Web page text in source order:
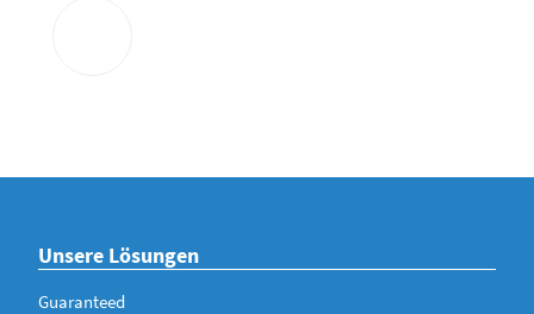
Unsere Lösungen
Guaranteed